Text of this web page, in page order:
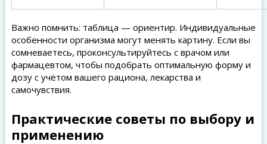
Важно помнить: таблица — ориентир. Индивидуальные
особенности организма могут менять картину. Если вы
сомневаетесь, проконсультируйтесь с врачом или
фармацевтом, чтобы подобрать оптимальную форму и
дозу с учётом вашего рациона, лекарства и
самочувствия.
Практические советы по выбору и
применению